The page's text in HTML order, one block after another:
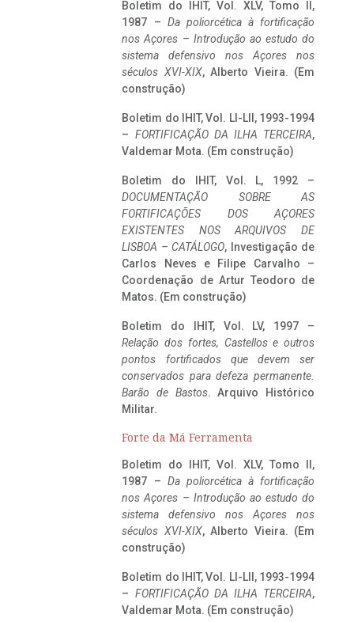
Boletim do IHIT, Vol. XLV, Tomo II,
1987 – Da poliorcética à fortificação
nos Açores – Introdução ao estudo do
sistema defensivo nos Açores nos
séculos XVI-XIX, Alberto Vieira. (Em
construção)
Boletim do IHIT, Vol. LI-LII, 1993-1994
– FORTIFICAÇÃO DA ILHA TERCEIRA,
Valdemar Mota. (Em construção)
Boletim do IHIT, Vol. L, 1992 –
DOCUMENTAÇÃO SOBRE AS
FORTIFICAÇÕES DOS AÇORES
EXISTENTES NOS ARQUIVOS DE
LISBOA – CATÁLOGO, Investigação de
Carlos Neves e Filipe Carvalho –
Coordenação de Artur Teodoro de
Matos. (Em construção)
Boletim do IHIT, Vol. LV, 1997 –
Relação dos fortes, Castellos e outros
pontos fortificados que devem ser
conservados para defeza permanente.
Barão de Bastos. Arquivo Histórico
Militar.
Forte da Má Ferramenta
Boletim do IHIT, Vol. XLV, Tomo II,
1987 – Da poliorcética à fortificação
nos Açores – Introdução ao estudo do
sistema defensivo nos Açores nos
séculos XVI-XIX, Alberto Vieira. (Em
construção)
Boletim do IHIT, Vol. LI-LII, 1993-1994
– FORTIFICAÇÃO DA ILHA TERCEIRA,
Valdemar Mota. (Em construção)